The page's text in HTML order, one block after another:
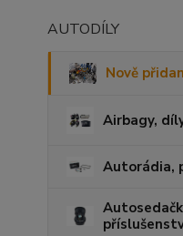
AUTODÍLY
Nově
Airbagy,
Autorádia,